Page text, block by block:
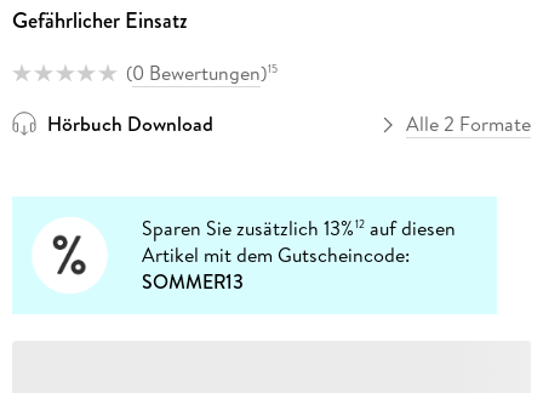
Gefährlicher Einsatz
(0 Bewertungen)15
Hörbuch Download Alle 2 Formate
Sparen Sie zusätzlich 13%12 auf diesen
Artikel mit dem Gutscheincode:
SOMMER13